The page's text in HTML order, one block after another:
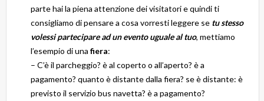
parte hai la piena attenzione dei visitatori e quindi ti
consigliamo di pensare a cosa vorresti leggere se tu stesso
volessi partecipare ad un evento uguale al tuo, mettiamo
l’esempio di unafiera:
– C’è il parcheggio? è al coperto o all’aperto? è a
pagamento? quanto è distante dalla fiera? se è distante: è
previsto il servizio bus navetta? è a pagamento?